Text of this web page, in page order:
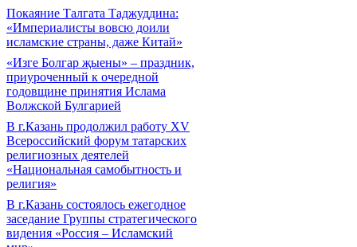
Покаяние Талгата Таджуддина:
«Империалисты вовсю доили
исламские страны, даже Китай»
«Изге Болгар җыены» – праздник,
приуроченный к очередной
годовщине принятия Ислама
Волжской Булгарией
В г.Казань продолжил работу XV
Всероссийский форум татарских
религиозных деятелей
«Национальная самобытность и
религия»
В г.Казань состоялось ежегодное
заседание Группы стратегического
видения «Россия – Исламский